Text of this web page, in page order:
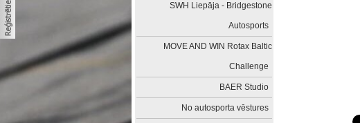
SWH Liepāja - Bridgestone
Autosports
MOVE AND WIN Rotax Baltic
Challenge
BAER Studio
No autosporta vēstures